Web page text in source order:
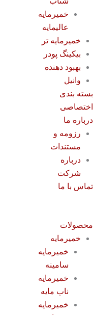
خمیرمایه
عالیمایه
خمیرمایه تر
بیکینگ پودر
بهبود دهنده
وانیل
بسته بندی
اختصاصی
درباره ما
رزومه و
مستندات
درباره
شرکت
تماس با ما
محصولات
خمیرمایه
خمیرمایه
سامینه
خمیرمایه
ناب مایه
خمیرمایه